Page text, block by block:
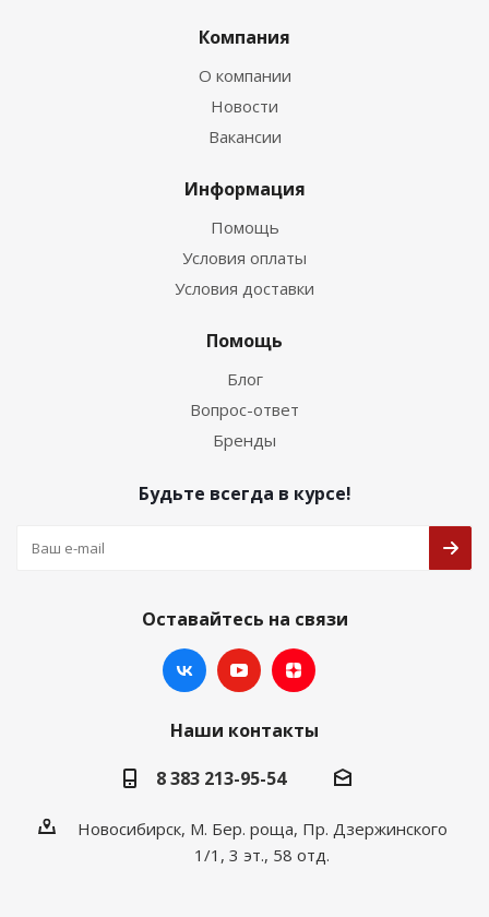
Компания
О компании
Новости
Вакансии
Информация
Помощь
Условия оплаты
Условия доставки
Помощь
Блог
Вопрос-ответ
Бренды
Будьте всегда в курсе!
Оставайтесь на связи
Наши контакты
8 383 213-95-54
Новосибирск, М. Бер. роща, Пр. Дзержинского
1/1, 3 эт., 58 отд.